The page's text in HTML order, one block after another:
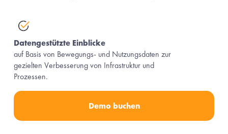
Datengestützte Einblicke
auf Basis von Bewegungs- und Nutzungsdaten zur
gezielten Verbesserung von Infrastruktur und
Prozessen.
Demo buchen